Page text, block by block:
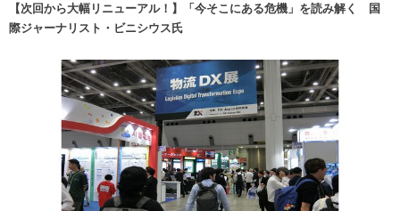
【次回から大幅リニューアル！】「今そこにある危機」を読み解く 国
際ジャーナリスト・ビニシウス氏